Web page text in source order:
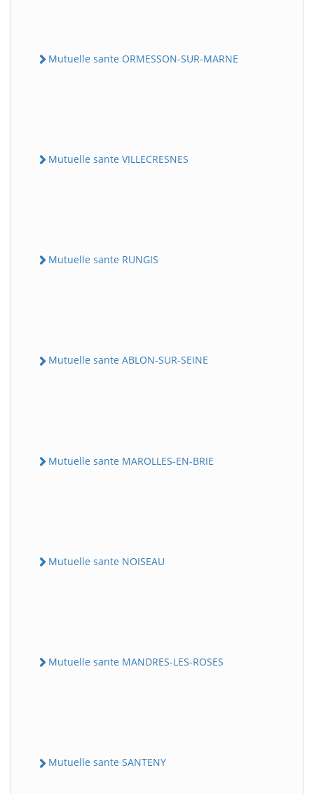
Mutuelle sante ORMESSON-SUR-MARNE
Mutuelle sante VILLECRESNES
Mutuelle sante RUNGIS
Mutuelle sante ABLON-SUR-SEINE
Mutuelle sante MAROLLES-EN-BRIE
Mutuelle sante NOISEAU
Mutuelle sante MANDRES-LES-ROSES
Mutuelle sante SANTENY